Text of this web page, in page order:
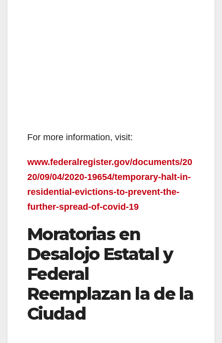
For more information, visit:
www.federalregister.gov/documents/20
20/09/04/2020-19654/temporary-halt-in-
residential-evictions-to-prevent-the-
further-spread-of-covid-19
Moratorias en
Desalojo Estatal y
Federal
Reemplazan la de la
Ciudad